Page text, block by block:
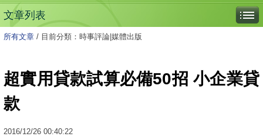
文章列表
所有文章 / 目前分類：時事評論|媒體出版
超實用貸款試算必備50招 小企業貸
款
2016/12/26 00:40:22